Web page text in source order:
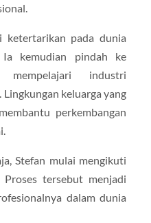
ketertarikan pada dunia
kemudian pindah ke
industri
keluarga yang
perkembangan
Stefan mulai mengikuti
tersebut menjadi
dalam dunia